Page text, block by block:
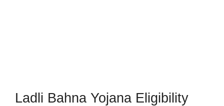
Ladli Bahna Yojana Eligibility